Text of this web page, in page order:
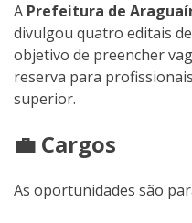
A Prefeitura de
divulgou quatro editais
objetivo de preencher
reserva para
superior.
💼 Cargos
As oportunidades são